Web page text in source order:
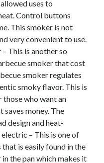
uses to
Control buttons
This smoker is not
very convenient to use.
This is another so
smoker that cost
smoker regulates
smoky flavor. This is
who want an
money. The
design and heat-
– This is one of
is easily found in the
the pan which makes it